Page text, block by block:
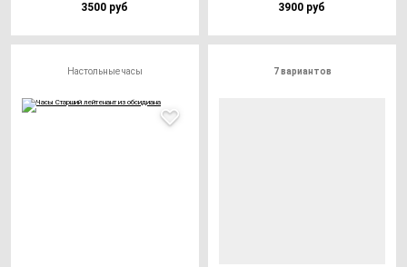
3500 руб 3900 руб
Настольные часы 7 вариантов